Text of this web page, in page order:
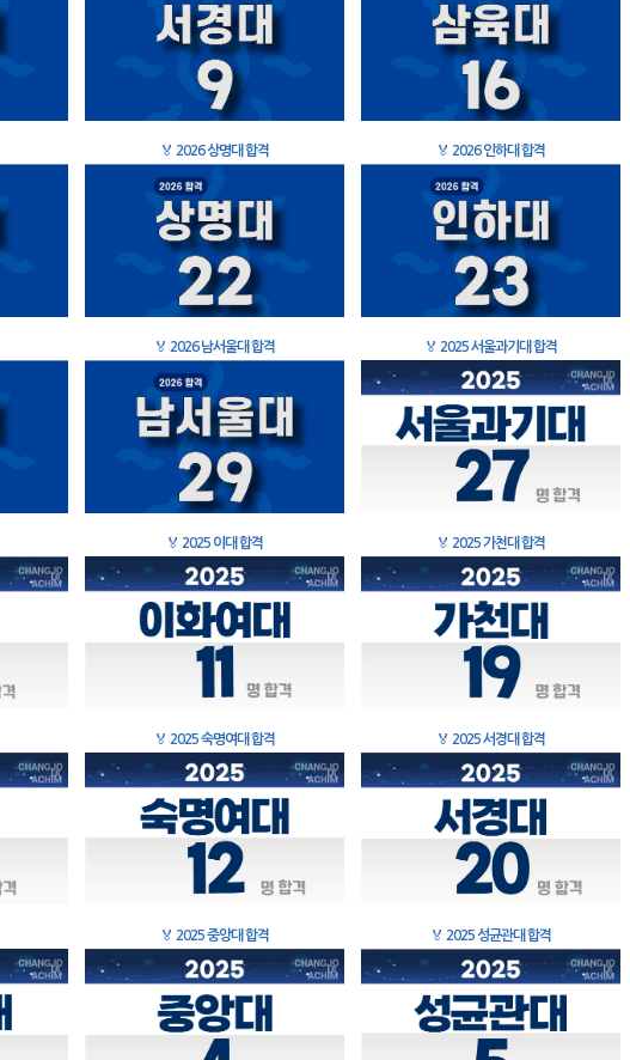
🏅 2026 상명대 합격 🏅 2026 인하대 합격
🏅 2026 남서울대 합격 🏅 2025 서울과기대 합격
🏅 2025 이대 합격 🏅 2025 가천대 합격
🏅 2025 숙명여대 합격 🏅 2025 서경대 합격
🏅 2025 중앙대 합격 🏅 2025 성균관대 합격